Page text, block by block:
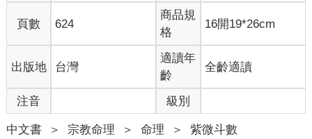
子年斗君、命主、身主等構成完整的命盤。
古人云：「命好不如運好，運好不如流年好」。人的出生時間是
先天決定的，因此，依據人的出生時間排出的命盤乃先天而來，
故又稱為先天盤。在此基礎上，每十年一個大限（又稱為大
運），相應的有一個大限盤，每個流年也有一個流年盤。上述諸
盤中各個宮內的星曜雖然固定不變，但是各個宮位的名稱隨著大
限或流年的變化而改變，與先天盤中的宮位名稱不同。例如，每
個流年盤中都有相應的流年命宮、流年兄弟宮、流年夫妻宮……
由於各宮的名稱發生變化，各宮的內涵自然也相應改變。這一點
頁數 624
商品規
格
16開19*26cm
出版地 台灣
適讀年
齡
全齡適讀
注音 級別
中文書 ＞ 宗教命理 ＞ 命理 ＞ 紫微斗數